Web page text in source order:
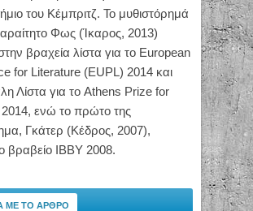
του Κέμπριτζ. Το μυθιστόρημά
Φως (Ίκαρος, 2013)
βραχεία λίστα για το European
for Literature (EUPL) 2014 και
Λίστα για το Athens Prize for
ενώ το πρώτο της
Γκάτερ (Κέδρος, 2007),
βραβείο IBBY 2008.
ΜΕ ΤΟ ΆΡΘΡΟ